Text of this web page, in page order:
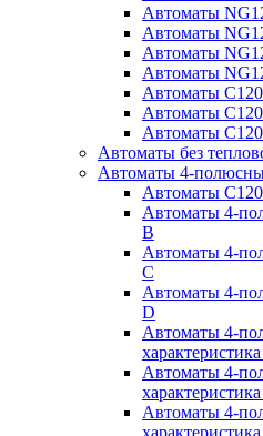
Автоматы
Автоматы
Автоматы
Автоматы
Автоматы
Автоматы
Автоматы
Автоматы без
Автоматы 4-
Автоматы
Автоматы 4-
B
Автоматы 4-
C
Автоматы 4-
D
Автоматы 4-
Автоматы 4-
Автоматы 4-